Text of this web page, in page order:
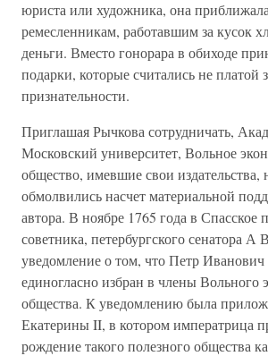
юриста или художника, она
ремесленникам, работавшим за кусок
деньги. Вместо гонорара в обиходе
подарки, которые считались не платой
признательности.
Приглашая Рычкова сотрудничать,
Московский университет, Вольное
общество, имевшие свои издательства,
обмолвились насчет материальной
автора. В ноябре 1765 года в Спасское
советника, петербургского сенатора А
уведомление о том, что Петр
единогласно избран в члены Вольного
общества. К уведомлению была
Екатерины II, в котором императрица
рождение такого полезного общества